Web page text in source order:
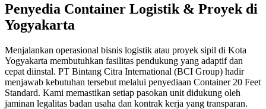
Penyedia Container Logistik & Proyek di
Yogyakarta
Menjalankan operasional bisnis logistik atau proyek sipil di Kota
Yogyakarta membutuhkan fasilitas pendukung yang adaptif dan
cepat diinstal. PT Bintang Citra International (BCI Group) hadir
menjawab kebutuhan tersebut melalui penyediaan Container 20 Feet
Standard. Kami memastikan setiap pasokan unit didukung oleh
jaminan legalitas badan usaha dan kontrak kerja yang transparan.